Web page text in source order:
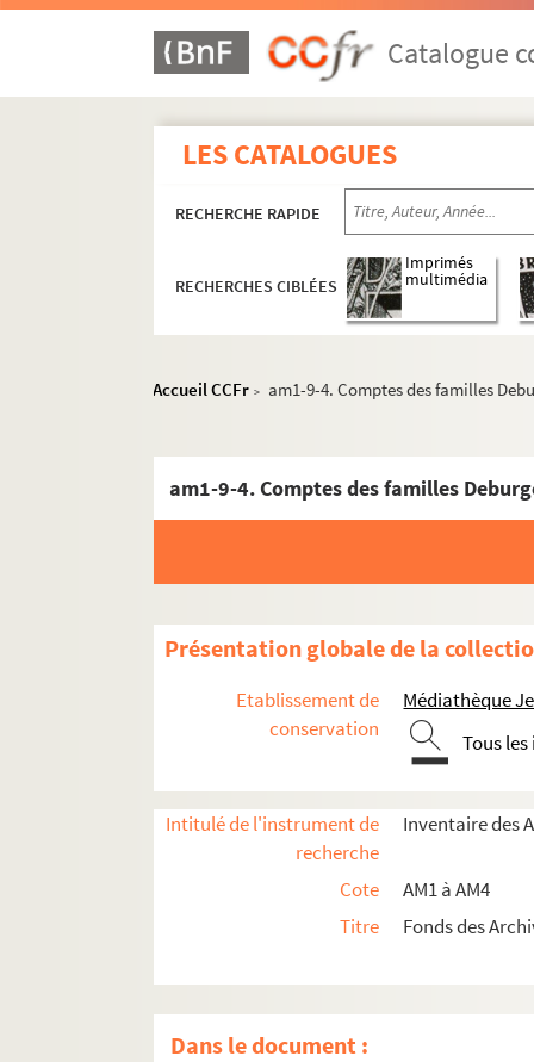
Catalogue
LES CATALOGUES
RECHERCHE RAPIDE
RECHERCHES CIBLÉES
Imprimés
multimédia
Accueil CCFr > am1-9-4. Comptes des familles
am1-9-4. Comptes des familles
Présentation globale de la
Etablissement de
conservation
Médiathèque
Tous
Intitulé de l'instrument de
recherche
Inventaire des
Cote
AM1 à AM4
Titre
Fonds des
Dans le document :
am1. Familles
am1-1. Papiers d'Artaud, procureur à
am1-2. Papiers d'Artaud, procureur à
am1-3. Papiers d'Artaud, procureur à
am1-5. Titres et papiers de la famille
am1-5bis. Titres et papiers de la famille